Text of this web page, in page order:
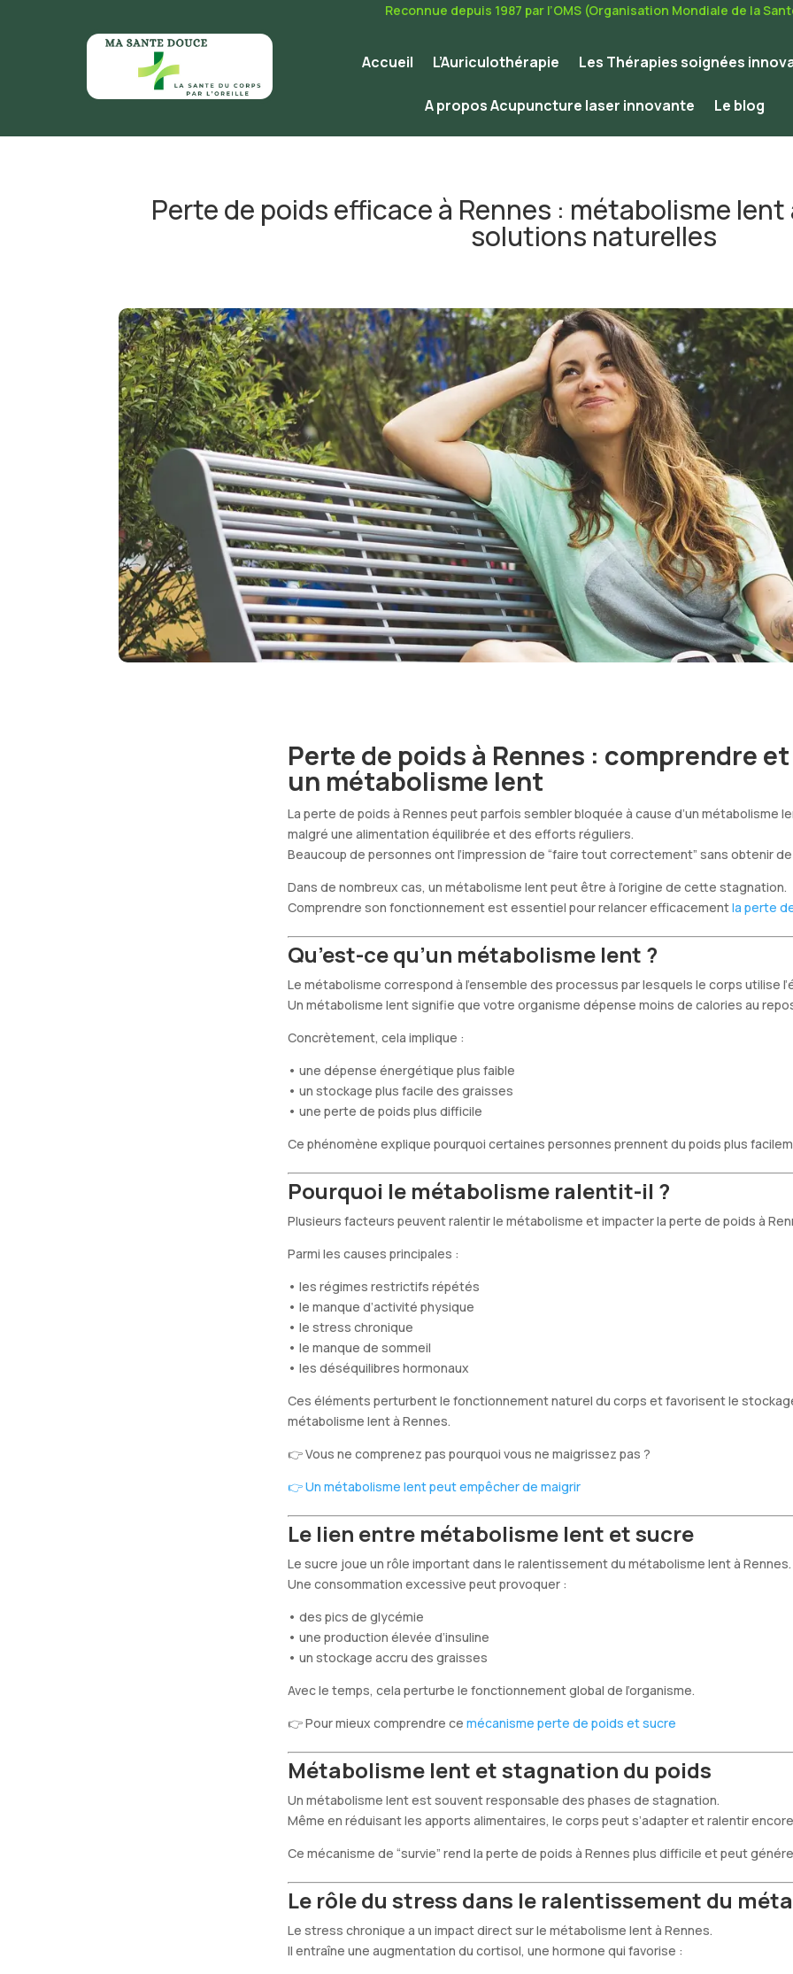
Reconnue depuis 1987 par l’OMS (Organisation Mondiale de la
Accueil L’Auriculothérapie Les Thérapies soignées
A propos Acupuncture laser innovante Le blog
Perte de poids efficace à Rennes : métabolisme
solutions naturelles
Perte de poids à Rennes : comprendre
un métabolisme lent
La perte de poids à Rennes peut parfois sembler bloquée à cause d’un métabolisme
malgré une alimentation équilibrée et des efforts réguliers.
Beaucoup de personnes ont l’impression de “faire tout correctement” sans obtenir
Dans de nombreux cas, un métabolisme lent peut être à l’origine de cette stagnation.
Comprendre son fonctionnement est essentiel pour relancer efficacementla perte
Qu’est-ce qu’un métabolisme lent ?
Le métabolisme correspond à l’ensemble des processus par lesquels le corps utilise
Un métabolisme lent signifie que votre organisme dépense moins de calories au
Concrètement, cela implique :
• une dépense énergétique plus faible
• un stockage plus facile des graisses
• une perte de poids plus difficile
Ce phénomène explique pourquoi certaines personnes prennent du poids plus
Pourquoi le métabolisme ralentit-il ?
Plusieurs facteurs peuvent ralentir le métabolisme et impacter la perte de poids à
Parmi les causes principales :
• les régimes restrictifs répétés
• le manque d’activité physique
• le stress chronique
• le manque de sommeil
• les déséquilibres hormonaux
Ces éléments perturbent le fonctionnement naturel du corps et favorisent le
métabolisme lent à Rennes.
👉 Vous ne comprenez pas pourquoi vous ne maigrissez pas ?
👉 Un métabolisme lent peut empêcher de maigrir
Le lien entre métabolisme lent et sucre
Le sucre joue un rôle important dans le ralentissement du métabolisme lent à Rennes.
Une consommation excessive peut provoquer :
• des pics de glycémie
• une production élevée d’insuline
• un stockage accru des graisses
Avec le temps, cela perturbe le fonctionnement global de l’organisme.
👉 Pour mieux comprendre ce mécanisme perte de poids et sucre
Métabolisme lent et stagnation du poids
Un métabolisme lent est souvent responsable des phases de stagnation.
Même en réduisant les apports alimentaires, le corps peut s’adapter et ralentir
Ce mécanisme de “survie” rend la perte de poids à Rennes plus difficile et peut
Le rôle du stress dans le ralentissement du
Le stress chronique a un impact direct sur le métabolisme lent à Rennes.
Il entraîne une augmentation du cortisol, une hormone qui favorise :